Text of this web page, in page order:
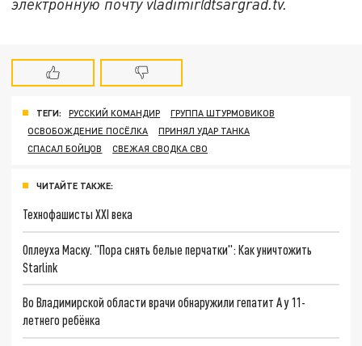
электронную почту vladimir@tsargrad.tv.
ТЕГИ: РУССКИЙ КОМАНДИР
ГРУППА ШТУРМОВИКОВ
ОСВОБОЖДЕНИЕ ПОСЁЛКА
ПРИНЯЛ УДАР ТАНКА
СПАСАЛ БОЙЦОВ
СВЕЖАЯ СВОДКА СВО
ЧИТАЙТЕ ТАКЖЕ:
Технофашисты XXI века
Оплеуха Маску. "Пора снять белые перчатки": Как уничтожить
Starlink
Во Владимирской области врачи обнаружили гепатит А у 11-
летнего ребёнка